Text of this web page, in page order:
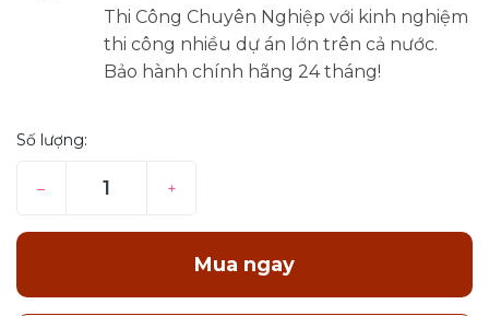
Thi Công Chuyên Nghiệp với kinh nghiệm
thi công nhiều dự án lớn trên cả nước.
Bảo hành chính hãng 24 tháng!
Số lượng:
– +
Mua ngay